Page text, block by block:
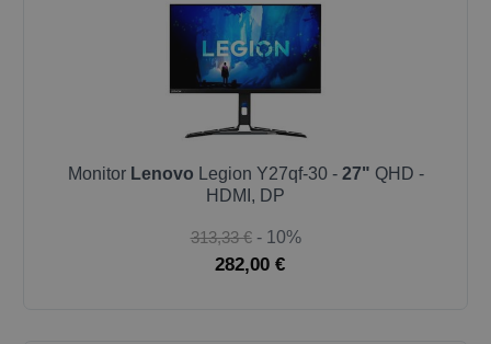
Monitor Lenovo Legion Y27qf-30 - 27" QHD -
HDMI, DP
313,33 € - 10%
282,00 €